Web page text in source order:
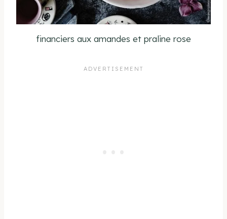
financiers aux amandes et praline rose